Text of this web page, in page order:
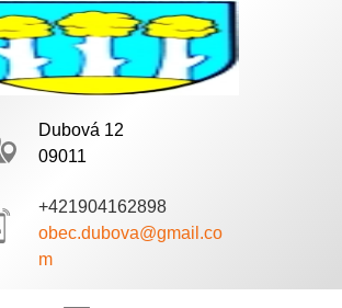
Dubová 12
09011
+421904162898
obec.dubova@gmail.co
m